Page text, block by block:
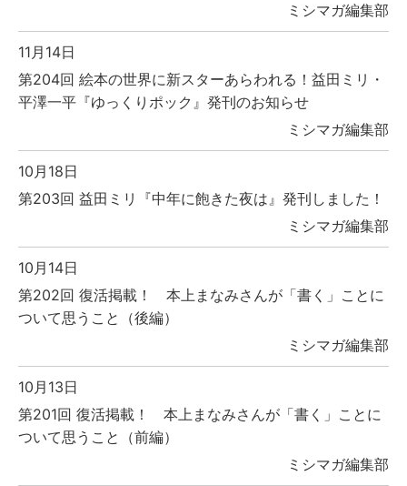
ミシマガ編集部
11月14日
第204回 絵本の世界に新スターあらわれる！益田ミリ・
平澤一平『ゆっくりポック』発刊のお知らせ
ミシマガ編集部
10月18日
第203回 益田ミリ『中年に飽きた夜は』発刊しました！
ミシマガ編集部
10月14日
第202回 復活掲載！ 本上まなみさんが「書く」ことに
ついて思うこと（後編）
ミシマガ編集部
10月13日
第201回 復活掲載！ 本上まなみさんが「書く」ことに
ついて思うこと（前編）
ミシマガ編集部